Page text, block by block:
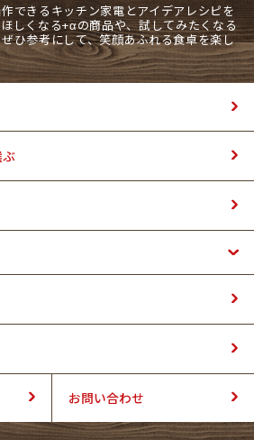
できるキッチン家電とアイデアレシピを
しくなる+αの商品や、試してみたくなる
ひ参考にして、笑顔あふれる食卓を楽し
ぶ
お問い合わせ